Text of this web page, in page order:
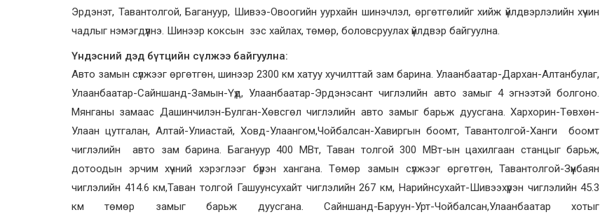
Эрдэнэт, Тавантолгой, Багануур, Шивээ-Овоогийн уурхайн шинэчлэл, өргөтгөлийг хийж үйлдвэрлэлийн хүчин
чадлыг нэмэгдүүлнэ. Шинээр коксын зэс хайлах, төмөр, боловсруулах үйлдвэр байгуулна.
Үндэсний дэд бүтцийн сүлжээ байгуулна:
Авто замын сүлжээг өргөтгөн, шинээр 2300 км хатуу хучилттай зам барина. Улаанбаатар-Дархан-Алтанбулаг,
Улаанбаатар-Сайншанд-Замын-Үүд, Улаанбаатар-Эрдэнэсант чиглэлийн авто замыг 4 эгнээтэй болгоно.
Мянганы замаас Дашинчилэн-Булган-Хөвсгөл чиглэлийн авто замыг барьж дуусгана. Хархорин-Төвхөн-
Улаан цутгалан, Алтай-Улиастай, Ховд-Улаангом,Чойбалсан-Хавиргын боомт, Тавантолгой-Ханги боомт
чиглэлийн авто зам барина. Багануур 400 МВт, Таван толгой 300 МВт-ын цахилгаан станцыг барьж,
дотоодын эрчим хүчний хэрэглээг бүрэн хангана. Төмөр замын сүлжээг өргөтгөн, Тавантолгой-Зүүнбаян
чиглэлийн 414.6 км,Таван толгой Гашуунсухайт чиглэлийн 267 км, Нарийнсухайт-Шивээхүрэн чиглэлийн 45.3
км төмөр замыг барьж дуусгана. Сайншанд-Баруун-Урт-Чойбалсан,Улаанбаатар хотыг